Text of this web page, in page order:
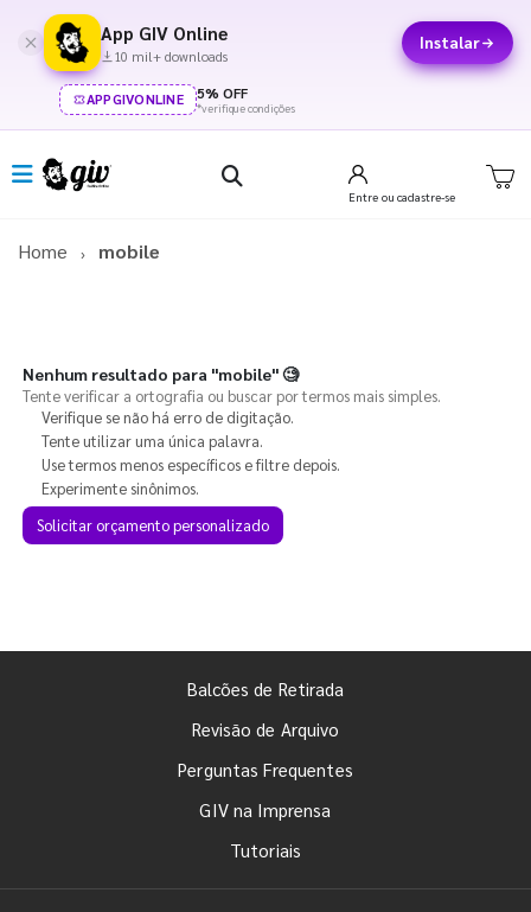
App GIV Online
10 mil+ downloads
Instalar
APPGIVONLINE 5% OFF
*verifique condições
Entre ou cadastre-se
Home mobile
Nenhum resultado para "mobile"🧐
Tente verificar a ortografia ou buscar por termos mais simples.
Verifique se não há erro de digitação.
Tente utilizar uma única palavra.
Use termos menos específicos e filtre depois.
Experimente sinônimos.
Solicitar orçamento personalizado
Balcões de Retirada
Revisão de Arquivo
Perguntas Frequentes
GIV na Imprensa
Tutoriais